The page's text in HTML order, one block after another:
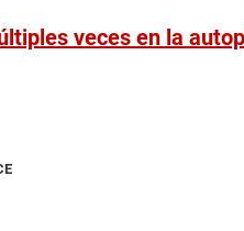
veces en la